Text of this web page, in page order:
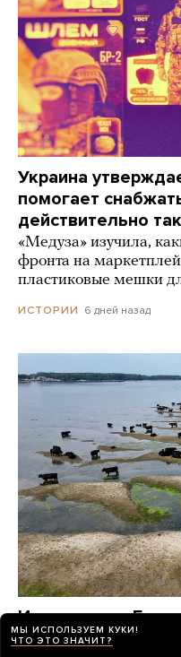
Украина
помогает
действительно
«Медуза» изучила,
фронта на
пластиковые мешки
ИСТОРИИ 6 дней назад
Из-за жары в
На поверхности
МЫ ИСПОЛЬЗУЕМ КУКИ!
ЧТО ЭТО ЗНАЧИТ?